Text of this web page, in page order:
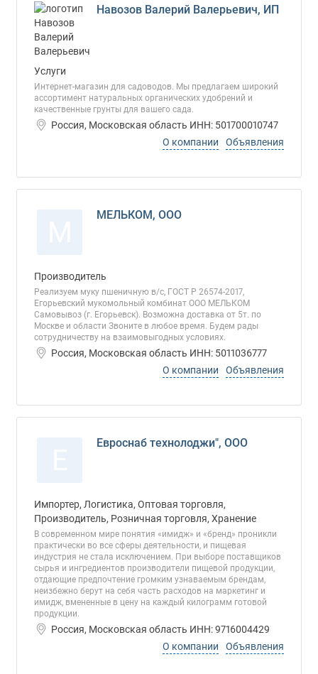
Навозов Валерий Валерьевич, ИП
Услуги
Интернет-магазин для садоводов. Мы предлагаем широкий
ассортимент натуральных органических удобрений и
качественные грунты для вашего сада.
Россия, Московская область ИНН: 501700010747
О компании
Объявления
МЕЛЬКОМ, ООО
Производитель
Реализуем муку пшеничную в/с, ГОСТ Р 26574-2017,
Егорьевский мукомольный комбинат ООО МЕЛЬКОМ
Самовывоз (г. Егорьевск). Возможна доставка от 5т. по
Москве и области Звоните в любое время. Будем рады
сотрудничеству на взаимовыгодных условиях.
Россия, Московская область ИНН: 5011036777
О компании
Объявления
Евроснаб технолоджи", ООО
Импортер, Логистика, Оптовая торговля,
Производитель, Розничная торговля, Хранение
В современном мире понятия «имидж» и «бренд» проникли
практически во все сферы деятельности, и пищевая
индустрия не стала исключением. При выборе поставщиков
сырья и ингредиентов производители пищевой продукции,
отдающие предпочтение громким узнаваемым брендам,
неизбежно берут на себя часть расходов на маркетинг и
имидж, вмененные в цену на каждый килограмм готовой
продукции.
Россия, Московская область ИНН: 9716004429
О компании
Объявления